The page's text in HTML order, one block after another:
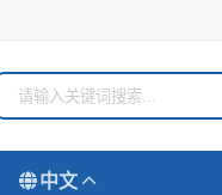
中文